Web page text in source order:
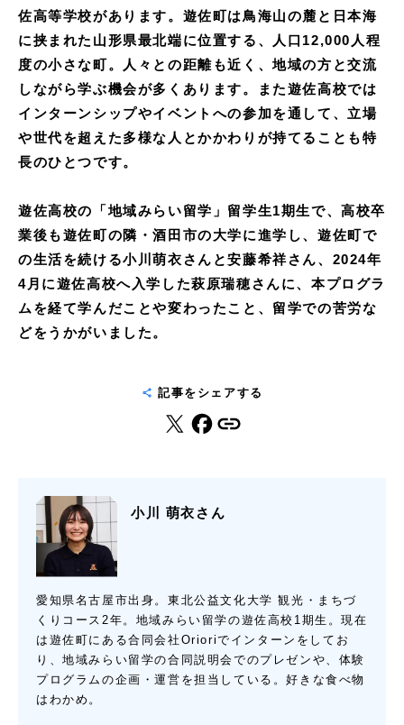
佐高等学校があります。遊佐町は鳥海山の麓と日本海
に挟まれた山形県最北端に位置する、人口12,000人程
度の小さな町。人々との距離も近く、地域の方と交流
しながら学ぶ機会が多くあります。また遊佐高校では
インターンシップやイベントへの参加を通して、立場
や世代を超えた多様な人とかかわりが持てることも特
長のひとつです。
遊佐高校の「地域みらい留学」留学生1期生で、高校卒
業後も遊佐町の隣・酒田市の大学に進学し、遊佐町で
の生活を続ける小川萌衣さんと安藤希祥さん、2024年
4月に遊佐高校へ入学した萩原瑞穂さんに、本プログラ
ムを経て学んだことや変わったこと、留学での苦労な
どをうかがいました。
記事をシェアする
小川 萌衣さん
愛知県名古屋市出身。東北公益文化大学 観光・まちづ
くりコース2年。地域みらい留学の遊佐高校1期生。現在
は遊佐町にある合同会社Orioriでインターンをしてお
り、地域みらい留学の合同説明会でのプレゼンや、体験
プログラムの企画・運営を担当している。好きな食べ物
はわかめ。